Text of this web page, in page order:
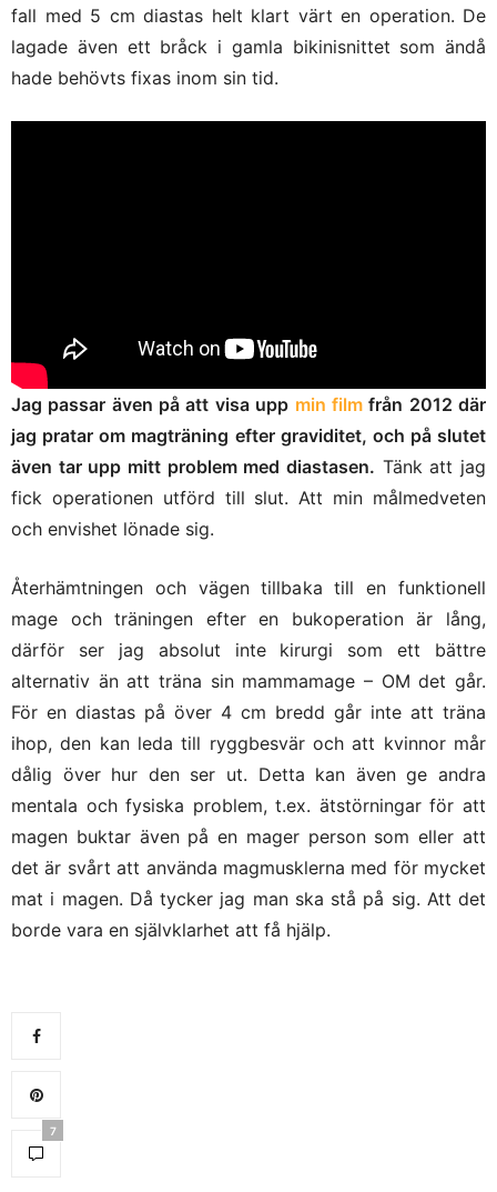
fall med 5 cm diastas helt klart värt en operation. De
lagade även ett bråck i gamla bikinisnittet som ändå
hade behövts fixas inom sin tid.
Jag passar även på att visa upp min filmfrån 2012 där
jag pratar om magträning efter graviditet, och på slutet
även tar upp mitt problem med diastasen. Tänk att jag
fick operationen utförd till slut. Att min målmedveten
och envishet lönade sig.
Återhämtningen och vägen tillbaka till en funktionell
mage och träningen efter en bukoperation är lång,
därför ser jag absolut inte kirurgi som ett bättre
alternativ än att träna sin mammamage – OM det går.
För en diastas på över 4 cm bredd går inte att träna
ihop, den kan leda till ryggbesvär och att kvinnor mår
dålig över hur den ser ut. Detta kan även ge andra
mentala och fysiska problem, t.ex. ätstörningar för att
magen buktar även på en mager person som eller att
det är svårt att använda magmusklerna med för mycket
mat i magen. Då tycker jag man ska stå på sig. Att det
borde vara en självklarhet att få hjälp.
7